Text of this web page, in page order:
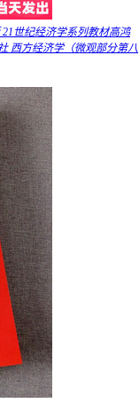
世纪经济学系列教材高鸿
西方经济学（微观部分第八